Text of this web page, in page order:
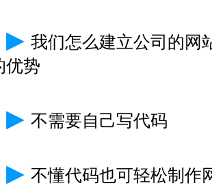
▶ 我们怎么建立公司的网
优势
▶ 不需要自己写代码
▶ 不懂代码也可轻松制作